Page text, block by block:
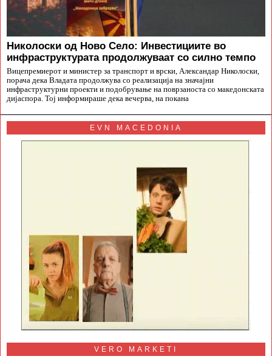
Николоски од Ново Село: Инвестициите во
инфраструктурата продолжуваат со силно темпо
Вицепремиерот и министер за транспорт и врски, Александар Николоски,
порача дека Владата продолжува со реализација на значајни
инфраструктурни проекти и подобрување на поврзаноста со македонската
дијаспора. Тој информираше дека вечерва, на покана
EVN MACEDONIA
VERO MARKETI